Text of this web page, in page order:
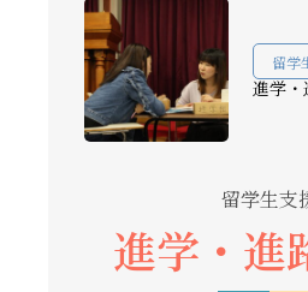
留学
進学・
留学生支
進学・進